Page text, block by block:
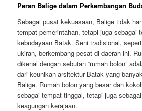
Peran Balige dalam Perkembangan
Sebagai pusat kekuasaan, Balige tidak
tempat pemerintahan, tetapi juga sebagai
kebudayaan Batak. Seni tradisional,
ukiran, berkembang pesat di daerah ini.
dikenal dengan sebutan “rumah bolon”
dari keunikan arsitektur Batak yang
Balige. Rumah bolon yang besar dan
sebagai tempat tinggal, tetapi juga
keagungan kerajaan.